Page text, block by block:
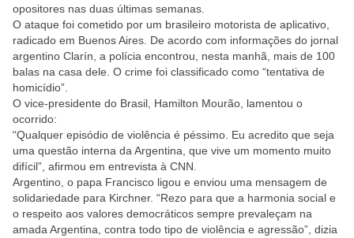
opositores nas duas últimas semanas.
O ataque foi cometido por um brasileiro motorista de aplicativo,
radicado em Buenos Aires. De acordo com informações do jornal
argentino Clarín, a polícia encontrou, nesta manhã, mais de 100
balas na casa dele. O crime foi classificado como “tentativa de
homicídio”.
O vice-presidente do Brasil, Hamilton Mourão, lamentou o
ocorrido:
“Qualquer episódio de violência é péssimo. Eu acredito que seja
uma questão interna da Argentina, que vive um momento muito
difícil”, afirmou em entrevista à CNN.
Argentino, o papa Francisco ligou e enviou uma mensagem de
solidariedade para Kirchner. “Rezo para que a harmonia social e
o respeito aos valores democráticos sempre prevaleçam na
amada Argentina, contra todo tipo de violência e agressão”, dizia